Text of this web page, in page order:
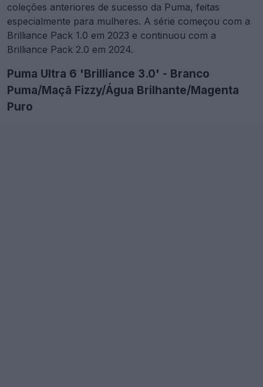
coleções anteriores de sucesso da Puma, feitas
especialmente para mulheres. A série começou com a
Brilliance Pack 1.0 em 2023 e continuou com a
Brilliance Pack 2.0 em 2024.
Puma Ultra 6 'Brilliance 3.0' - Branco
Puma/Maçã Fizzy/Água Brilhante/Magenta
Puro